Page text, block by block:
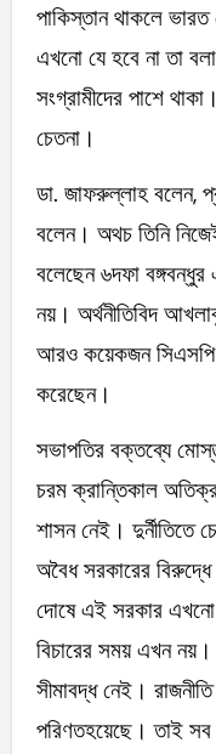
পাকিস্তান থাকলে
এখনো যে হবে না তা
সংগ্রামীদের পাশে
চেতনা।
ডা. জাফরুল্লাহ বলেন,
বলেন। অথচ তিনি
বলেছেন ৬দফা
নয়। অর্থনীতিবিদ
আরও কয়েকজন সিএসপি
করেছেন।
সভাপতির বক্তব্যে
চরম ক্রান্তিকাল
শাসন নেই। দুর্নীতিতে
অবৈধ সরকারের
দোষে এই সরকার
বিচারের সময় এখন নয়।
সীমাবদ্ধ নেই।
পরিণতহয়েছে। তাই সব